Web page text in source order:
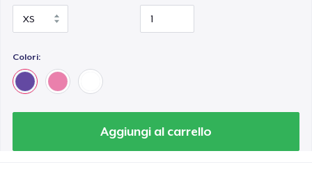
Colori:
Aggiungi al carrello